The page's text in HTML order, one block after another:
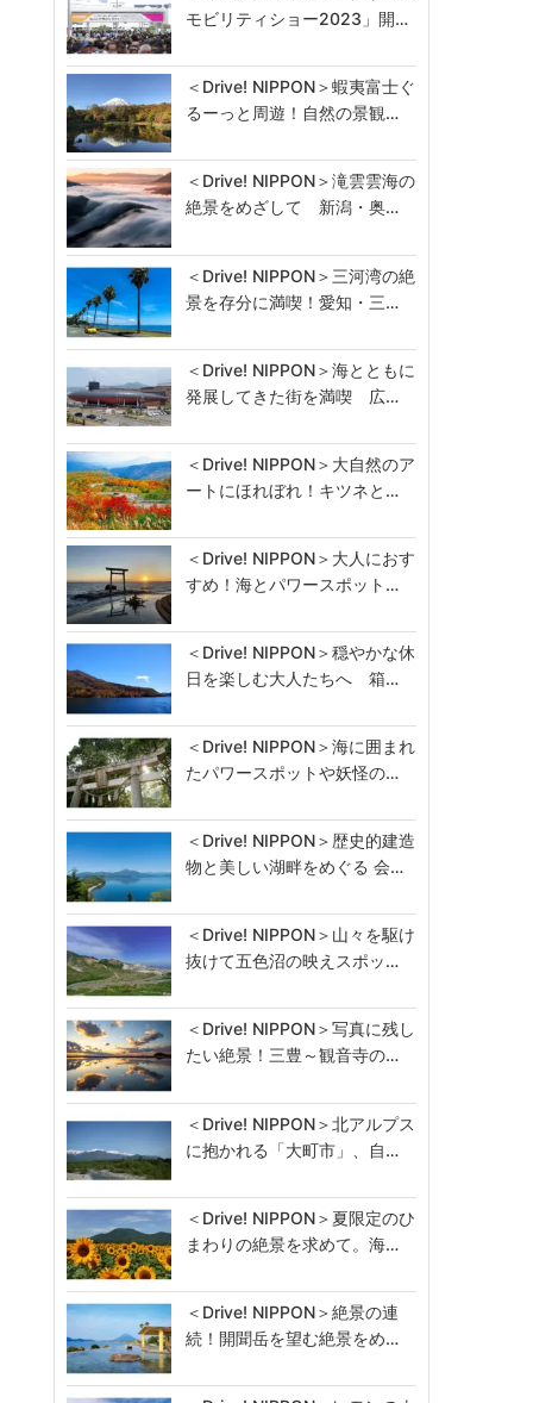
モビリティショー2023」開…
＜Drive! NIPPON＞蝦夷富士ぐ
るーっと周遊！自然の景観…
＜Drive! NIPPON＞滝雲雲海の
絶景をめざして 新潟・奥…
＜Drive! NIPPON＞三河湾の絶
景を存分に満喫！愛知・三…
＜Drive! NIPPON＞海とともに
発展してきた街を満喫 広…
＜Drive! NIPPON＞大自然のア
ートにほれぼれ！キツネと…
＜Drive! NIPPON＞大人におす
すめ！海とパワースポット…
＜Drive! NIPPON＞穏やかな休
日を楽しむ大人たちへ 箱…
＜Drive! NIPPON＞海に囲まれ
たパワースポットや妖怪の…
＜Drive! NIPPON＞歴史的建造
物と美しい湖畔をめぐる 会…
＜Drive! NIPPON＞山々を駆け
抜けて五色沼の映えスポッ…
＜Drive! NIPPON＞写真に残し
たい絶景！三豊～観音寺の…
＜Drive! NIPPON＞北アルプス
に抱かれる「大町市」、自…
＜Drive! NIPPON＞夏限定のひ
まわりの絶景を求めて。海…
＜Drive! NIPPON＞絶景の連
続！開聞岳を望む絶景をめ…